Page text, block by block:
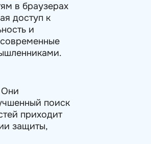
в браузерах
доступ к
и
современные
Они
поиск
приходит
защиты,